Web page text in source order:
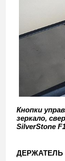
Кнопки
зеркало,
SilverStone
ДЕРЖАТЕЛЬ